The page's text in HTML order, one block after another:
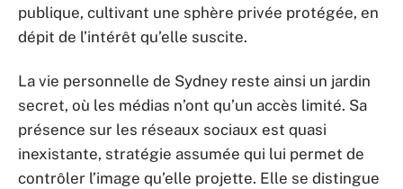
publique, cultivant une sphère privée protégée, en
dépit de l’intérêt qu’elle suscite.
La vie personnelle de Sydney reste ainsi un jardin
secret, où les médias n’ont qu’un accès limité. Sa
présence sur les réseaux sociaux est quasi
inexistante, stratégie assumée qui lui permet de
contrôler l’image qu’elle projette. Elle se distingue